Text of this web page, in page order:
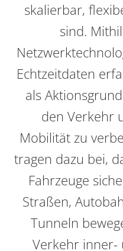
skalierbar,
sind.
Echtzeitdaten
als
den Verkehr
Mobilität zu
tragen dazu bei,
Fahrzeuge
Straßen,
Tunneln
Verkehr inner-